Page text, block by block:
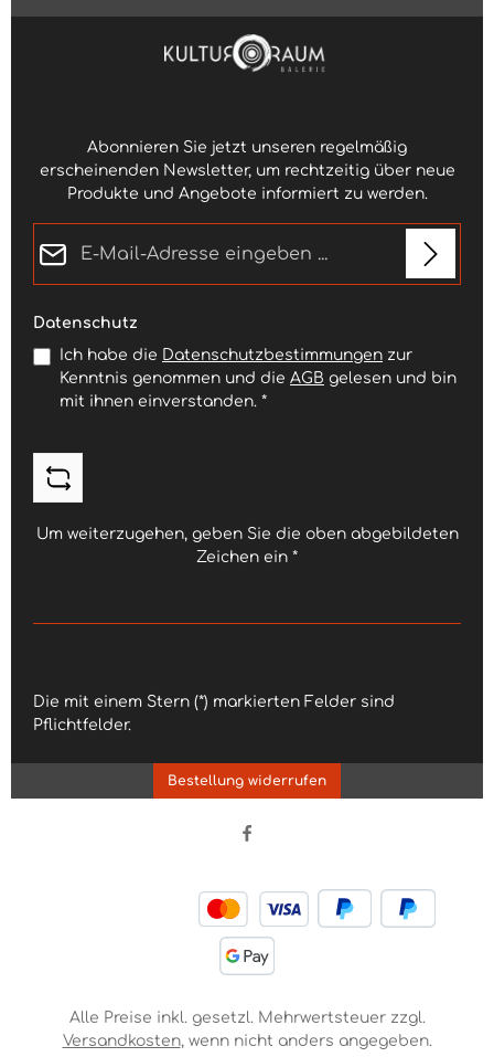
Abonnieren Sie jetzt unseren regelmäßig
erscheinenden Newsletter, um rechtzeitig über neue
Produkte und Angebote informiert zu werden.
Datenschutz
Ich habe die Datenschutzbestimmungen zur
Kenntnis genommen und die AGB gelesen und bin
mit ihnen einverstanden. *
Um weiterzugehen, geben Sie die oben abgebildeten
Zeichen ein *
Die mit einem Stern (*) markierten Felder sind
Pflichtfelder.
Bestellung widerrufen
Alle Preise inkl. gesetzl. Mehrwertsteuer zzgl.
Versandkosten, wenn nicht anders angegeben.